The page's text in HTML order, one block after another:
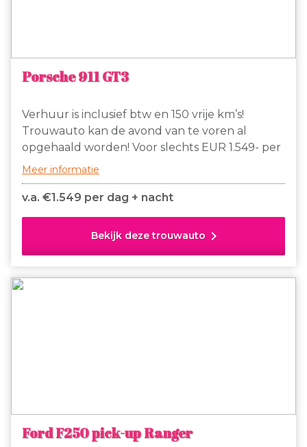
Porsche 911 GT3
Verhuur is inclusief btw en 150 vrije km’s!
Trouwauto kan de avond van te voren al
opgehaald worden! Voor slechts EUR 1.549- per
dag + nacht te huur, prachtige witte Porsche
911 GT3! 150 km vrij en daarna slechts EUR 2,00
extra per km. Gaan jullie binnenkort trouwen,
een onvergetelijke dag te maken!
Meer informatie
v.a. €1.549 per dag + nacht
Bekijk deze trouwautochevron_right
Ford F250 pick-up Ranger